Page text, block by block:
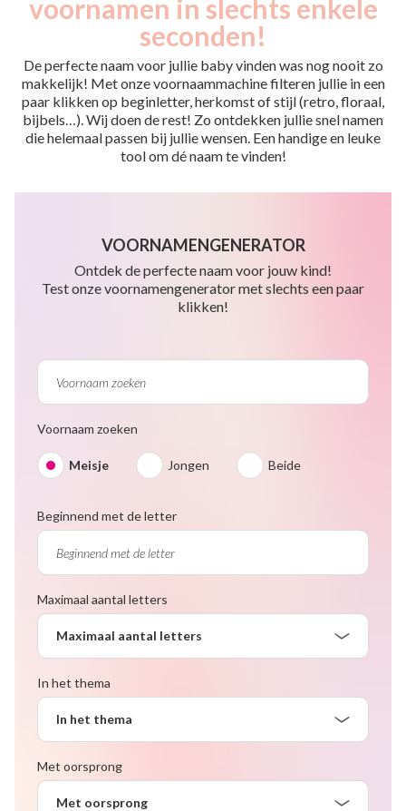
voornamen in slechts enkele
seconden!
De perfecte naam voor jullie baby vinden was nog nooit zo
makkelijk! Met onze voornaammachine filteren jullie in een
paar klikken op beginletter, herkomst of stijl (retro, floraal,
bijbels…). Wij doen de rest! Zo ontdekken jullie snel namen
die helemaal passen bij jullie wensen. Een handige en leuke
tool om dé naam te vinden!
VOORNAMENGENERATOR
Ontdek de perfecte naam voor jouw kind!
Test onze voornamengenerator met slechts een paar
klikken!
Voornaam zoeken
Meisje Jongen Beide
Beginnend met de letter
Maximaal aantal letters
Maximaal aantal letters
In het thema
In het thema
Met oorsprong
Met oorsprong